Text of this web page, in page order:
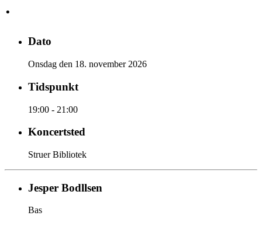
·
Dato
Onsdag den 18. november 2026
Tidspunkt
19:00 - 21:00
Koncertsted
Struer Bibliotek
Jesper Bodllsen
Bas